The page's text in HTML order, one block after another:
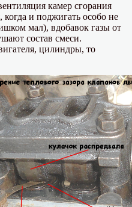
камер сгорания
когда и поджигать особо не
мал), вдобавок газы от
состав смеси.
цилиндры, то